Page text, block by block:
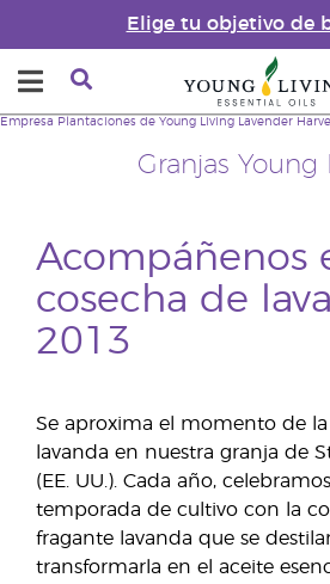
Elige tu objetivo de
Granjas Young
Empresa Plantaciones de Young Living Lavender
Acompáñenos
cosecha de
2013
Se aproxima el momento de
lavanda en nuestra granja de
(EE. UU.). Cada año,
temporada de cultivo con la
fragante lavanda que se
transformarla en el aceite